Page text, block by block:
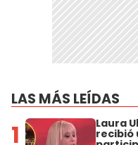
LAS MÁS LEÍDAS
1 Laura
recibió